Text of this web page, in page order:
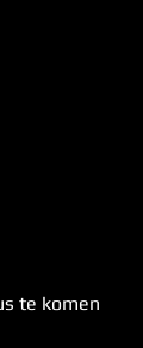
te komen